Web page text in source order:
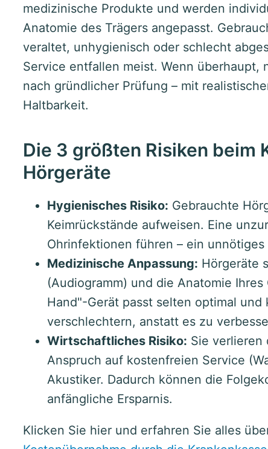
medizinische Produkte und werden
Anatomie des Trägers angepasst.
veraltet, unhygienisch oder schlecht
Service entfallen meist. Wenn überhaupt,
nach gründlicher Prüfung – mit
Haltbarkeit.
Die 3 größten Risiken beim
Hörgeräte
Hygienisches Risiko: Gebrauchte
Keimrückstände aufweisen. Eine
Ohrinfektionen führen – ein
Medizinische Anpassung: Hörgeräte
(Audiogramm) und die Anatomie
Hand"-Gerät passt selten optimal und
verschlechtern, anstatt es zu
Wirtschaftliches Risiko: Sie verlieren
Anspruch auf kostenfreien Service
Akustiker. Dadurch können die
anfängliche Ersparnis.
Klicken Sie hier und erfahren Sie alles